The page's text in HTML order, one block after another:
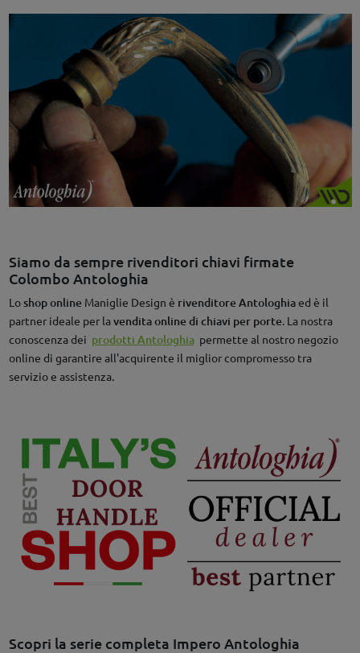
Siamo da sempre rivenditori chiavi firmate
Colombo Antologhia
Loshop onlineManiglie Design è rivenditore Antologhiaed è il
partner ideale per lavendita online di chiavi per porte. La nostra
conoscenza dei prodotti Antologhia permette al nostro negozio
online di garantire all'acquirente il miglior compromesso tra
servizio e assistenza.
Scopri la serie completa Impero Antologhia